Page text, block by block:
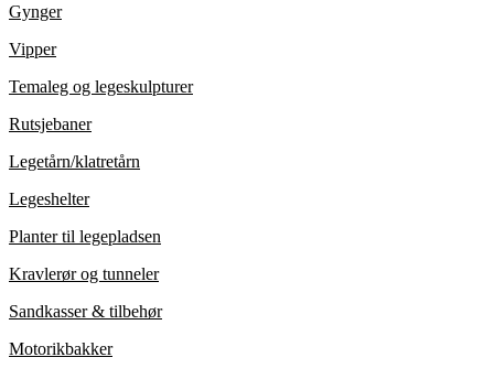
Gynger
Vipper
Temaleg og legeskulpturer
Rutsjebaner
Legetårn/klatretårn
Legeshelter
Planter til legepladsen
Kravlerør og tunneler
Sandkasser & tilbehør
Motorikbakker